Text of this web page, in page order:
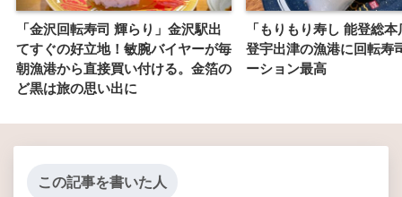
「金沢回転寿司 輝らり」金沢駅出
てすぐの好立地！敏腕バイヤーが毎
朝漁港から直接買い付ける。金箔の
ど黒は旅の思い出に
「もりもり寿し 能登総
登宇出津の漁港に回転寿
ーション最高
この記事を書いた人